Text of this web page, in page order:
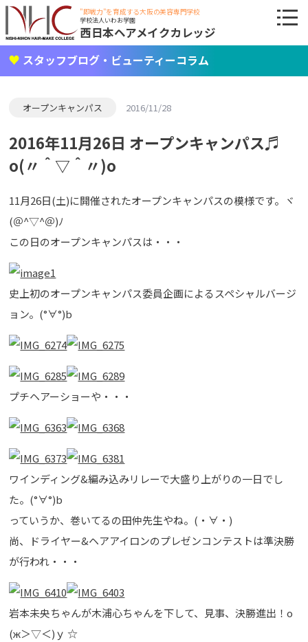
"即戦力"を育成する大阪の美容専門学校
学校法人いわお学園
西日本ヘアメイクカレッジ
スタッフブログ・ビューティーコラム
オープンキャンパス 2016/11/28
2016年11月26日 オープンキャンパス♬
o(〃＾▽＾〃)o
11月26日(土)に開催されたオープンキャンパスの模様です。ヾ
(＠^▽^＠)ﾉ
この日のオープンキャンパスは・・・
史上初のオープンキャンパス委員企画によるスペシャルバージ
ョン。(°∀°)b
プチヘアーショーや・・・
ワインディング&編み込みリレーで大盛り上がりの一日でし
た。(°∀°)b
っていうか、巻いてるの田仲先生やね。(・∀・)
尚、ドライヤー&ヘアアイロンのプレゼンコンテストは準決勝
が行われ・・・
岩本未央ちゃんが木浦心ちゃんを下して、見事、決勝進出！о
(ж＞▽＜)ｙ ☆